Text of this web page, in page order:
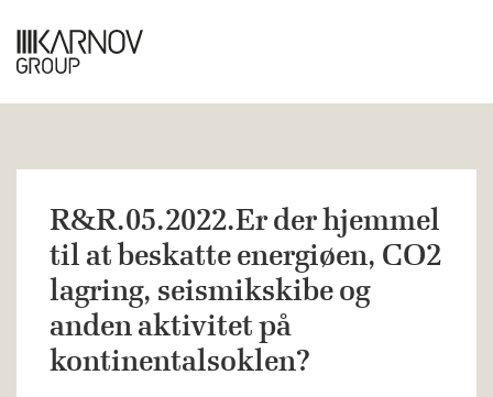
R&R.05.2022.Er der hjemmel
til at beskatte energiøen, CO2
lagring, seismikskibe og
anden aktivitet på
kontinentalsoklen?